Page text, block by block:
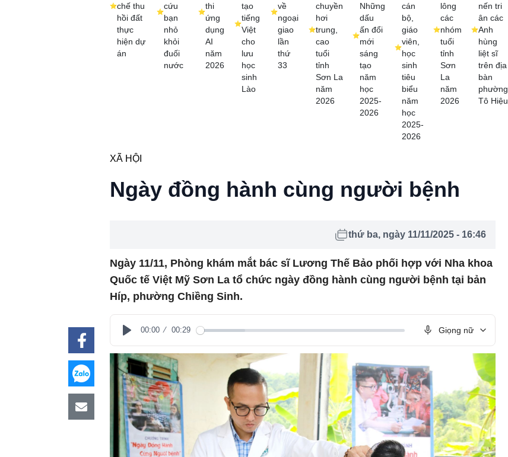
chế thu
hồi đất
thực
hiện dự
án
cứu
bạn
nhỏ
khỏi
đuối
nước
thi
ứng
dụng
AI
năm
2026
tạo
tiếng
Việt
cho
lưu
học
sinh
Lào
về
ngoại
giao
lần
thứ
33
chuyền
hơi
trung,
cao
tuổi
tỉnh
Sơn La
năm
2026
Những
dấu
ấn đổi
mới
sáng
tạo
năm
học
2025-
2026
cán
bộ,
giáo
viên,
học
sinh
tiêu
biểu
năm
học
2025-
2026
lông
các
nhóm
tuổi
tỉnh
Sơn
La
năm
2026
nến tri
ân các
Anh
hùng
liệt sĩ
trên địa
bàn
phường
Tô Hiệu
XÃ HỘI
Ngày đồng hành cùng người bệnh
thứ ba, ngày 11/11/2025 - 16:46
Ngày 11/11, Phòng khám mắt bác sĩ Lương Thế Bảo phối hợp với Nha khoa
Quốc tế Việt Mỹ Sơn La tổ chức ngày đồng hành cùng người bệnh tại bản
Híp, phường Chiềng Sinh.
Play
00:00 00:29 Giọng nữ